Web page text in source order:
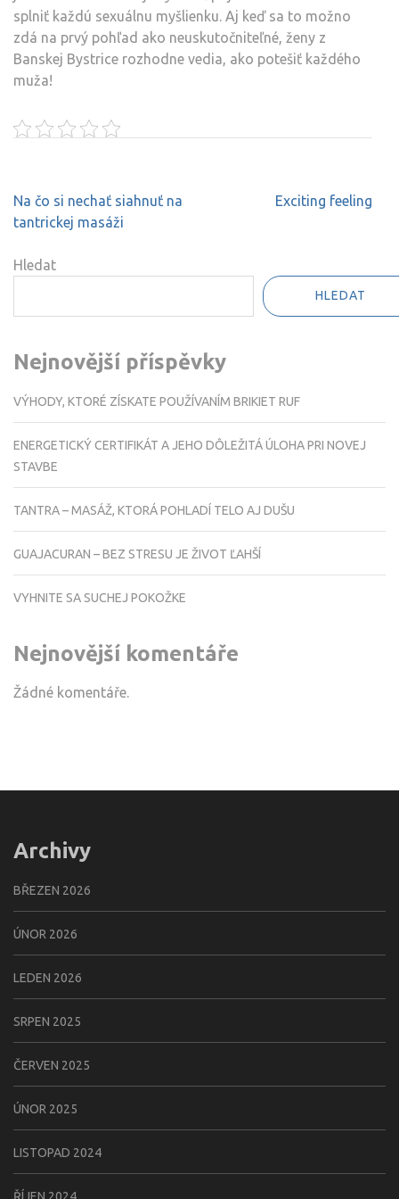
splniť každú sexuálnu myšlienku. Aj keď sa to možno
zdá na prvý pohľad ako neuskutočniteľné, ženy z
Banskej Bystrice rozhodne vedia, ako potešiť každého
muža!
Navigace
pro
Na čo si nechať siahnuť na
tantrickej masáži
Exciting feeling
Hledat
HLEDAT
Nejnovější příspěvky
VÝHODY, KTORÉ ZÍSKATE POUŽÍVANÍM BRIKIET RUF
ENERGETICKÝ CERTIFIKÁT A JEHO DÔLEŽITÁ ÚLOHA PRI NOVEJ
STAVBE
TANTRA – MASÁŽ, KTORÁ POHLADÍ TELO AJ DUŠU
GUAJACURAN – BEZ STRESU JE ŽIVOT ĽAHŠÍ
VYHNITE SA SUCHEJ POKOŽKE
Nejnovější komentáře
Žádné komentáře.
Archivy
BŘEZEN 2026
ÚNOR 2026
LEDEN 2026
SRPEN 2025
ČERVEN 2025
ÚNOR 2025
LISTOPAD 2024